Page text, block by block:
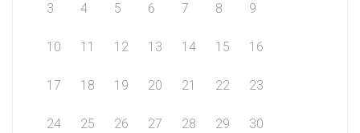
3 4 5 6 7 8 9
10 11 12 13 14 15 16
17 18 19 20 21 22 23
24 25 26 27 28 29 30